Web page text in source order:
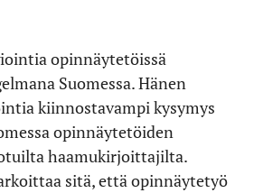
opinnäytetöissä
Suomessa. Hänen
kiinnostavampi kysymys
opinnäytetöiden
haamukirjoittajilta.
sitä, että opinnäytetyö